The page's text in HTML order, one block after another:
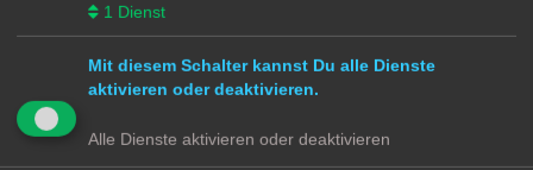
Powered byphpBB® Forum Software © phpBB Limited
Datenschutz|Nutzungsbedingungen
1 Dienst
Mit diesem Schalter kannst Du alle Dienste
aktivieren oder deaktivieren.
Alle Dienste aktivieren oder deaktivieren